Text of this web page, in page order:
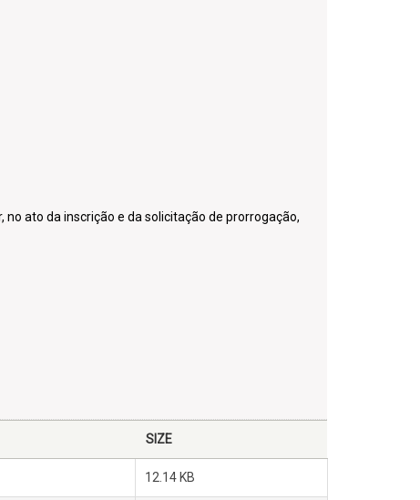
ato da inscrição e da solicitação de prorrogação,
SIZE
12.14 KB